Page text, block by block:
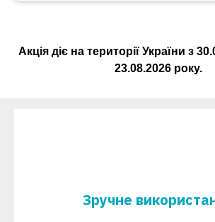
Акція діє на території України з
23.08.2026 року.
Зручне